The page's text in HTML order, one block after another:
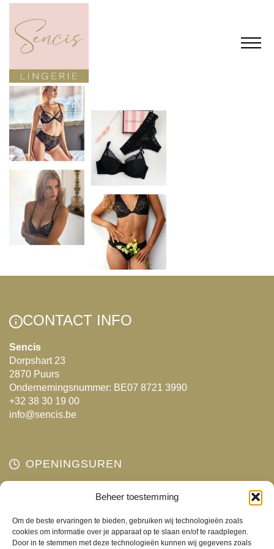
Beheer toestemming
Om de beste ervaringen te bieden, gebruiken wij technologieën zoals
cookies om informatie over je apparaat op te slaan en/of te raadplegen.
Door in te stemmen met deze technologieën kunnen wij gegevens zoals
SHOP
NIEUWS
CONTACT INFO
Sencis
Dorpshart 23
2870 Puurs
Ondernemingsnummer: BE07 8721 3990
+32 38 30 19 00
info@sencis.be
OPENINGSUREN
Gesloten
Woensdag
10:00 - 18:00